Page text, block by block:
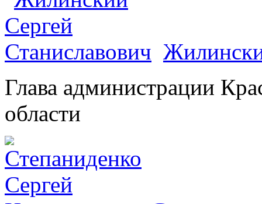
Глава администрации
области